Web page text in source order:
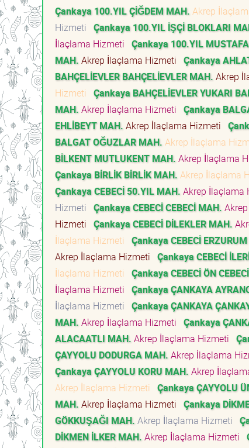
Çankaya 100.YIL ÇİĞDEM MAH. Akrep
Hizmeti Çankaya 100.YIL İŞÇİ BLOKLARI
İlaçlama Hizmeti Çankaya 100.YIL
MAH. Akrep İlaçlama Hizmeti Çankaya
BAHÇELİEVLER BAHÇELİEVLER MAH. Akrep
Hizmeti Çankaya BAHÇELİEVLER YUKARI
MAH. Akrep İlaçlama Hizmeti Çankaya
EHLİBEYT MAH. Akrep İlaçlama Hizmeti
BALGAT OĞUZLAR MAH. Akrep İlaçlama
BİLKENT MUTLUKENT MAH. Akrep İlaçlama
Çankaya BİRLİK BİRLİK MAH. Akrep İlaçlama
Çankaya CEBECİ 50.YIL MAH. Akrep İlaçlama
Hizmeti Çankaya CEBECİ CEBECİ MAH.
Hizmeti Çankaya CEBECİ DİLEKLER MAH.
İlaçlama Hizmeti Çankaya CEBECİ
Akrep İlaçlama Hizmeti Çankaya CEBECİ
İlaçlama Hizmeti Çankaya CEBECİ ÖN
İlaçlama Hizmeti Çankaya ÇANKAYA
İlaçlama Hizmeti Çankaya ÇANKAYA
MAH. Akrep İlaçlama Hizmeti Çankaya
ALACAATLI MAH. Akrep İlaçlama Hizmeti
ÇAYYOLU DODURGA MAH. Akrep İlaçlama
Çankaya ÇAYYOLU KORU MAH. Akrep
Akrep İlaçlama Hizmeti Çankaya ÇAYYOLU
MAH. Akrep İlaçlama Hizmeti Çankaya
GÖKKUŞAĞI MAH. Akrep İlaçlama Hizmeti
DİKMEN İLKER MAH. Akrep İlaçlama Hizmeti